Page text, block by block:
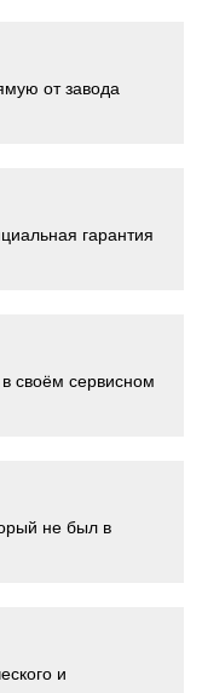
от завода
гарантия
своём сервисном
не был в
и